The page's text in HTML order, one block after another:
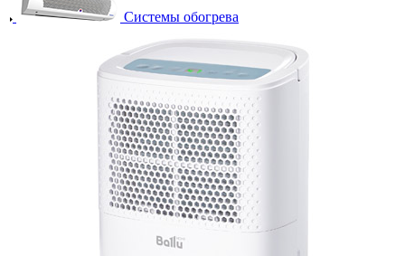
Системы обогрева